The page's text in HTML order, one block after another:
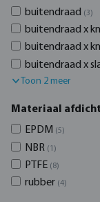
buitendraad (3)
buitendraad x
buitendraad x
buitendraad x
Toon 2 meer
Materiaal
EPDM (5)
NBR (1)
PTFE (8)
rubber (4)